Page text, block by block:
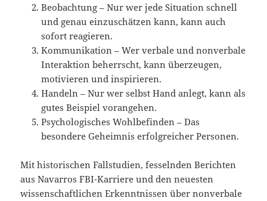
Beobachtung – Nur wer jede Situation schnell
und genau einzuschätzen kann, kann auch
sofort reagieren.
Kommunikation – Wer verbale und nonverbale
Interaktion beherrscht, kann überzeugen,
motivieren und inspirieren.
Handeln – Nur wer selbst Hand anlegt, kann als
gutes Beispiel vorangehen.
Psychologisches Wohlbefinden – Das
besondere Geheimnis erfolgreicher Personen.
Mit historischen Fallstudien, fesselnden Berichten
aus Navarros FBI-Karriere und den neuesten
wissenschaftlichen Erkenntnissen über nonverbale